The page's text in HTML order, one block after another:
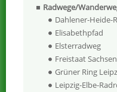
Radwege/
Dahlener-Heide-
Elisabethpfad
Elsterradweg
Freistaat Sachsen
Grüner Ring
Leipzig-Elbe-